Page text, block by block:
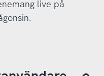
live på